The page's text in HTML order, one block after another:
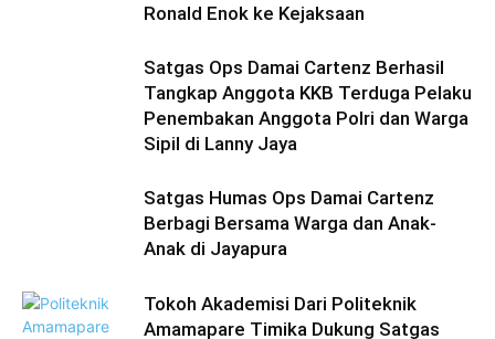
Ronald Enok ke Kejaksaan
Satgas Ops Damai Cartenz Berhasil
Tangkap Anggota KKB Terduga Pelaku
Penembakan Anggota Polri dan Warga
Sipil di Lanny Jaya
Satgas Humas Ops Damai Cartenz
Berbagi Bersama Warga dan Anak-
Anak di Jayapura
Tokoh Akademisi Dari Politeknik
Amamapare Timika Dukung Satgas